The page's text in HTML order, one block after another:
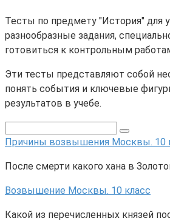
Тесты по предмету "История" для
разнообразные задания,
готовиться к контрольным
Эти тесты представляют собой
понять события и ключевые
результатов в учебе.
Причины возвышения Москвы. 10
После смерти какого хана в
Возвышение Москвы. 10 класс
Какой из перечисленных князей